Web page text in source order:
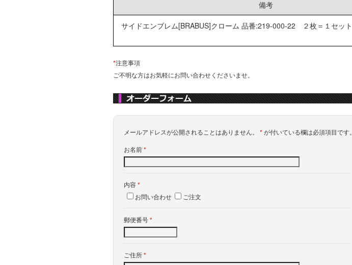
備考
サイドエンブレム[BRABUS]クローム 品番:219-000-22 ２枚＝１セット
*注意事項
ご不明な方はお気軽にお問い合わせくださいませ。
メールアドレスが公開されることはありません。 * が付いている欄は必須項目です。
お名前*
内容*
お問い合わせ
ご注文
郵便番号*
ご住所*